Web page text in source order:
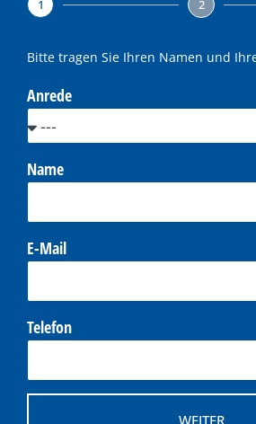
1 2
Bitte tragen Sie Ihren Namen und
Anrede
Name
E-Mail
Telefon